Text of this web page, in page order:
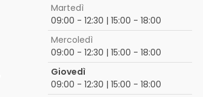
Martedì
09:00 - 12:30 | 15:00 - 18:00
Mercoledì
09:00 - 12:30 | 15:00 - 18:00
Giovedì
09:00 - 12:30 | 15:00 - 18:00